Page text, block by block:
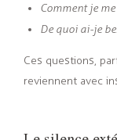
Comment je
De quoi ai-je
Ces questions,
reviennent avec